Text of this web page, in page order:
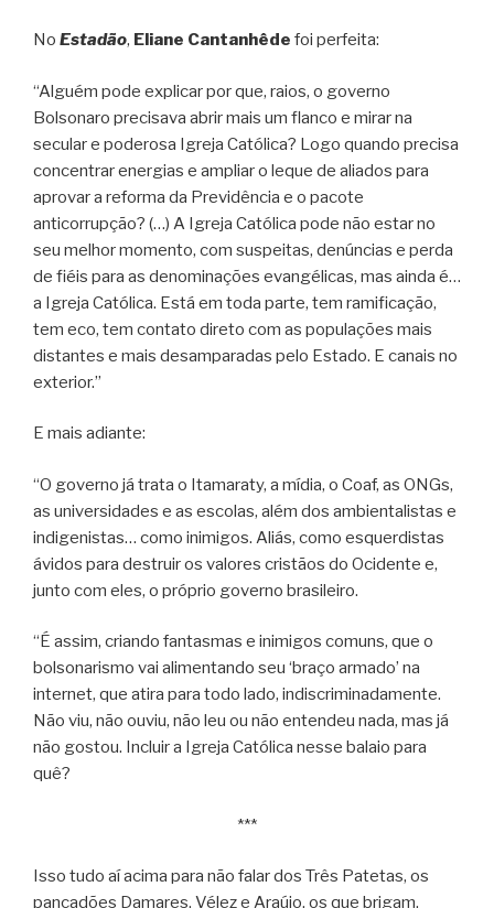
No Estadão, Eliane Cantanhêde foi perfeita:
“Alguém pode explicar por que, raios, o governo
Bolsonaro precisava abrir mais um flanco e mirar na
secular e poderosa Igreja Católica? Logo quando precisa
concentrar energias e ampliar o leque de aliados para
aprovar a reforma da Previdência e o pacote
anticorrupção? (…) A Igreja Católica pode não estar no
seu melhor momento, com suspeitas, denúncias e perda
de fiéis para as denominações evangélicas, mas ainda é…
a Igreja Católica. Está em toda parte, tem ramificação,
tem eco, tem contato direto com as populações mais
distantes e mais desamparadas pelo Estado. E canais no
exterior.”
E mais adiante:
“O governo já trata o Itamaraty, a mídia, o Coaf, as ONGs,
as universidades e as escolas, além dos ambientalistas e
indigenistas… como inimigos. Aliás, como esquerdistas
ávidos para destruir os valores cristãos do Ocidente e,
junto com eles, o próprio governo brasileiro.
“É assim, criando fantasmas e inimigos comuns, que o
bolsonarismo vai alimentando seu ‘braço armado’ na
internet, que atira para todo lado, indiscriminadamente.
Não viu, não ouviu, não leu ou não entendeu nada, mas já
não gostou. Incluir a Igreja Católica nesse balaio para
quê?
***
Isso tudo aí acima para não falar dos Três Patetas, os
pancadões Damares, Vélez e Araújo, os que brigam,